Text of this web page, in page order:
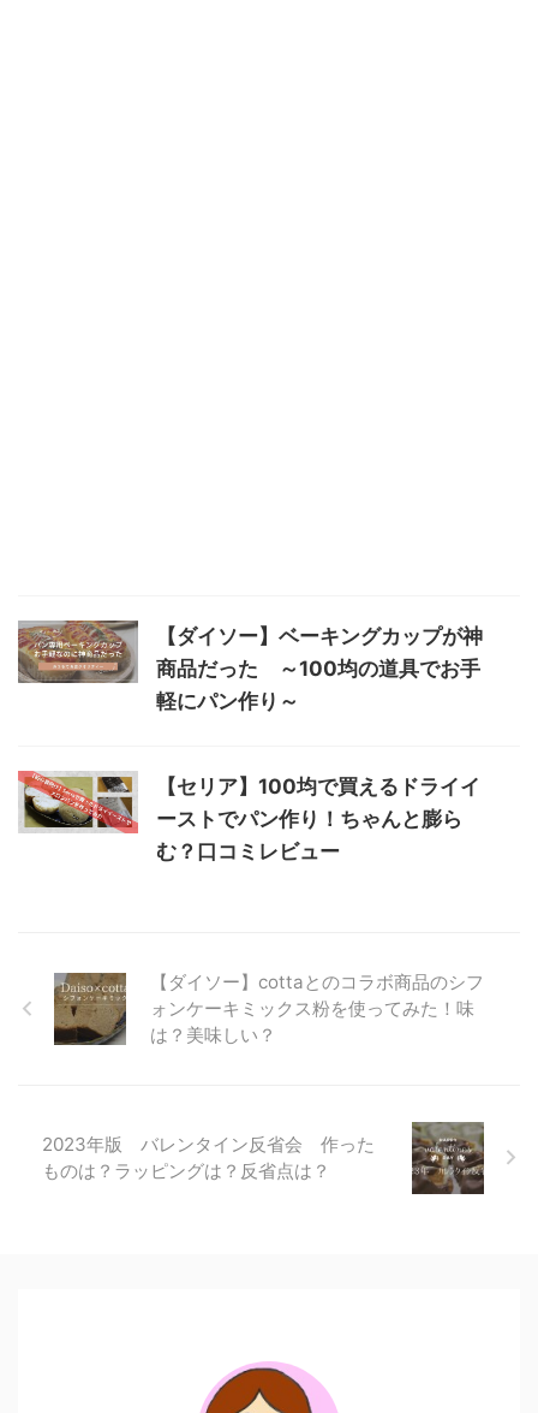
【ダイソー】ベーキングカップが神
商品だった ～100均の道具でお手
軽にパン作り～
【セリア】100均で買えるドライイ
ーストでパン作り！ちゃんと膨ら
む？口コミレビュー
【ダイソー】cottaとのコラボ商品のシフ
ォンケーキミックス粉を使ってみた！味
は？美味しい？
2023年版 バレンタイン反省会 作った
ものは？ラッピングは？反省点は？